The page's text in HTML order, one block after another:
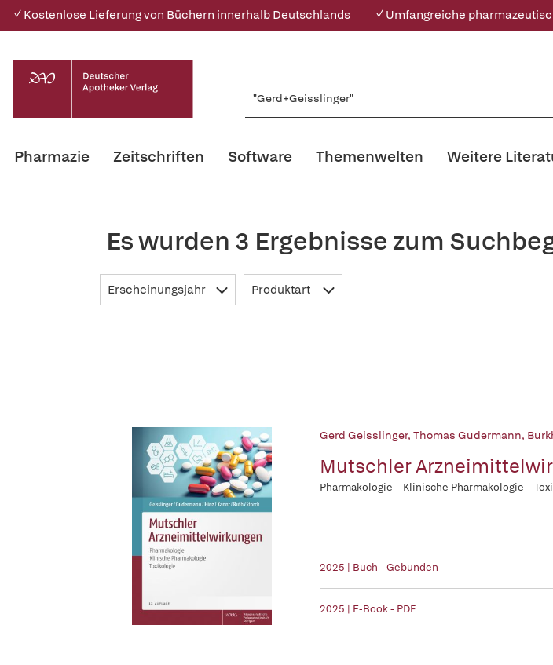
✓ Kostenlose Lieferung von Büchern innerhalb Deutschlands ✓ Umfangreiche
Pharmazie Zeitschriften Software Themenwelten Weitere
Es wurden 3 Ergebnisse zum
Erscheinungsjahr Produktart
Gerd Geisslinger, Thomas Gudermann,
Mutschler
Pharmakologie – Klinische Pharmakologie –
2025 | Buch - Gebunden
2025 | E-Book - PDF